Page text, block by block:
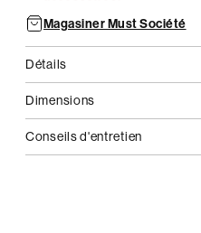
Magasiner Must Société
Détails
Dimensions
Conseils d'entretien